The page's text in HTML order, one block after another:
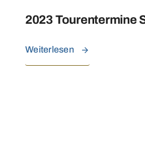
2023 Tourentermine
Weiterlesen